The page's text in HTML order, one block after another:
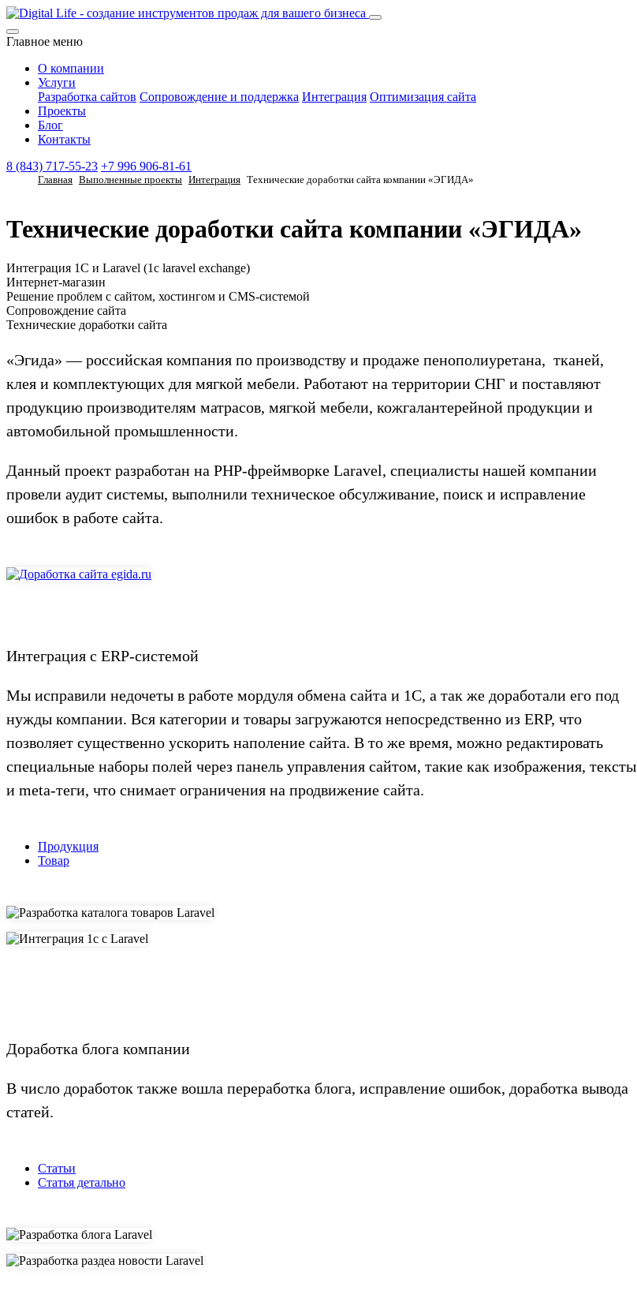
Главное меню
О компании
Услуги
Разработка сайтов Сопровождение и поддержка Интеграция Оптимизация сайта
Проекты
Блог
Контакты
8 (843) 717-55-23 +7 996 906-81-61
Главная Выполненные проекты Интеграция Технические доработки сайта компании «ЭГИДА»
Технические доработки сайта компании «ЭГИДА»
Интеграция 1С и Laravel (1c laravel exchange)
Интернет-магазин
Решение проблем с сайтом, хостингом и CMS-системой
Сопровождение сайта
Технические доработки сайта
«Эгида» — российская компания по производству и продаже пенополиуретана, тканей,
клея и комплектующих для мягкой мебели. Работают на территории СНГ и поставляют
продукцию производителям матрасов, мягкой мебели, кожгалантерейной продукции и
автомобильной промышленности.
Данный проект разработан на PHP-фреймворке Laravel, специалисты нашей компании
провели аудит системы, выполнили техническое обсулживание, поиск и исправление
ошибок в работе сайта.
Интеграция с ERP-системой
Мы исправили недочеты в работе мордуля обмена сайта и 1С, а так же доработали его под
нужды компании. Вся категории и товары загружаются непосредственно из ERP, что
позволяет существенно ускорить наполение сайта. В то же время, можно редактировать
специальные наборы полей через панель управления сайтом, такие как изображения, тексты
и meta-теги, что снимает ограничения на продвижение сайта.
Продукция
Товар
Доработка блога компании
В число доработок также вошла переработка блога, исправление ошибок, доработка вывода
статей.
Статьи
Статья детально